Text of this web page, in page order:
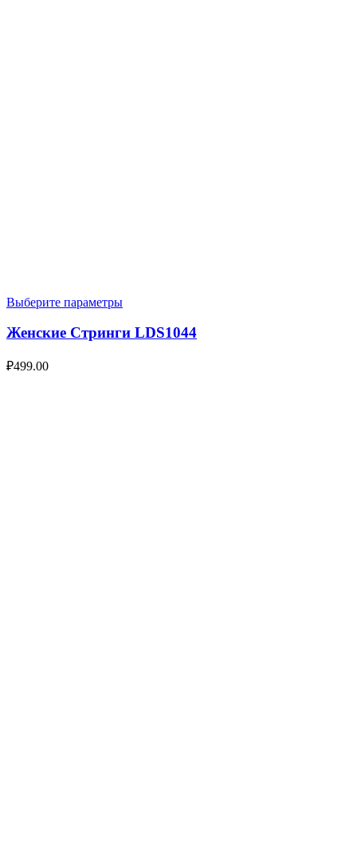
Выберите параметры
Женские Стринги LDS1044
₽499.00